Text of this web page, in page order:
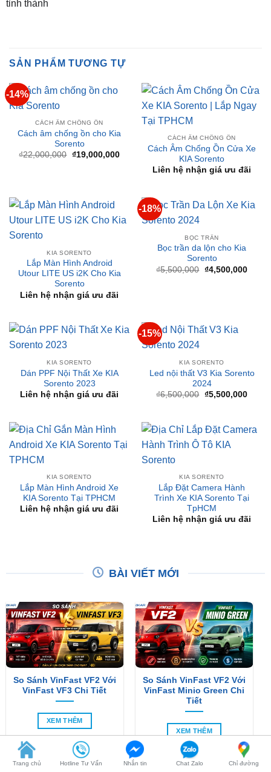
-14%
CÁCH ÂM CHỐNG ỒN
Cách âm chống ồn cho Kia
22,000,000
Giá
gốc
là:
₫22,000,000.
₫19,000,000
hiện
tại
₫19,000,000.
CÁCH ÂM CHỐNG ỒN
Cách Âm Chống Ồn Cửa Xe
Liên hệ nhận giá ưu đãi
KIA SORENTO
Lắp Màn Hình Android
Sorento
Liên hệ nhận giá ưu đãi
BỌC TRẦN
Bọc trần da lộn cho Kia
5,500,000 Giá
gốc
là:
₫5,500,000.
₫4,500,000
KIA SORENTO
Dán PPF Nội Thất Xe KIA
Liên hệ nhận giá ưu đãi
KIA SORENTO
Led nội thất V3 Kia Sorento
6,500,000 Giá
gốc
là:
₫6,500,000.
₫5,500,000
hiện
tại
KIA SORENTO
Lắp Màn Hình Android Xe
Liên hệ nhận giá ưu đãi
KIA SORENTO
Lắp Đặt Camera Hành
TpHCM
Liên hệ nhận giá ưu đãi
So Sánh VinFast VF2 Với
VinFast VF3 Chi Tiết
XEM THÊM
So Sánh VinFast VF2 Với
VinFast Minio Green Chi
Tiết
XEM THÊM
Trang chủ Hotline Tư Vấn Nhắn tin Chat Zalo Chỉ đường